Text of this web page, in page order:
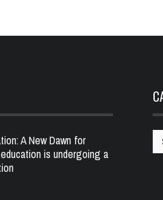
A New Dawn for
is undergoing a